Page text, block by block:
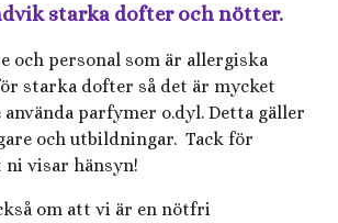
starka dofter och nötter.
och personal som är allergiska
starka dofter så det är mycket
parfymer o.dyl. Detta gäller
och utbildningar. Tack för
ni visar hänsyn!
om att vi är en nötfri